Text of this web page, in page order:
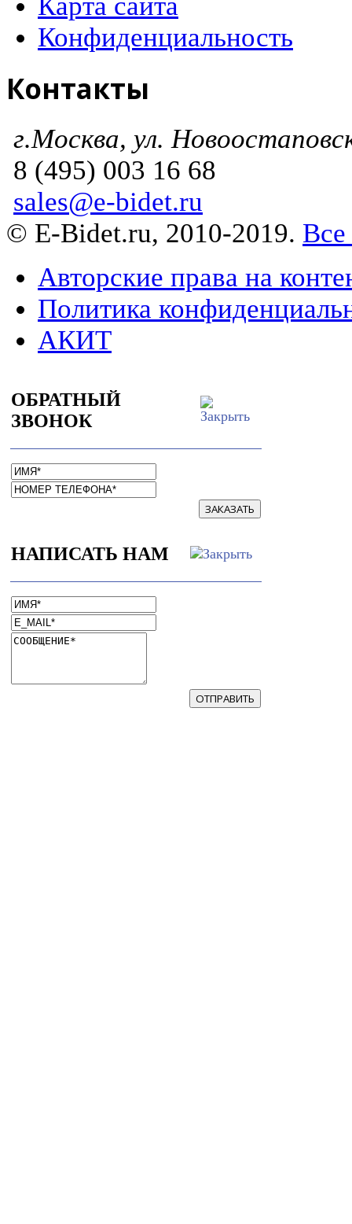
Конфиденциальность
Контакты
г.Москва, ул.
8 (495) 003 16 68
sales@e-bidet.ru
© E-Bidet.ru, 2010-2019.
Авторские права на
Политика
АКИТ
ОБРАТНЫЙ
ЗВОНОК
ЗАКАЗАТЬ
НАПИСАТЬ НАМ
ОТПРАВИТЬ